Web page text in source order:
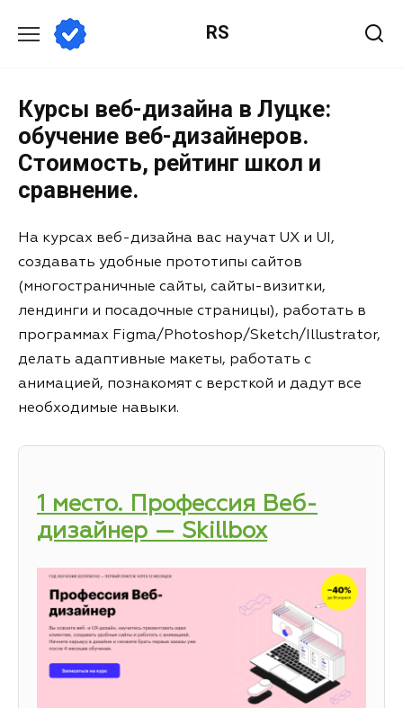
RS
Курсы веб-дизайна в Луцке:
обучение веб-дизайнеров.
Стоимость, рейтинг школ и
сравнение.
На курсах веб-дизайна вас научат UX и UI,
создавать удобные прототипы сайтов
(многостраничные сайты, сайты-визитки,
лендинги и посадочные страницы), работать в
программах Figma/Photoshop/Sketch/Illustrator,
делать адаптивные макеты, работать с
анимацией, познакомят с версткой и дадут все
необходимые навыки.
1 место. Профессия Веб-
дизайнер — Skillbox